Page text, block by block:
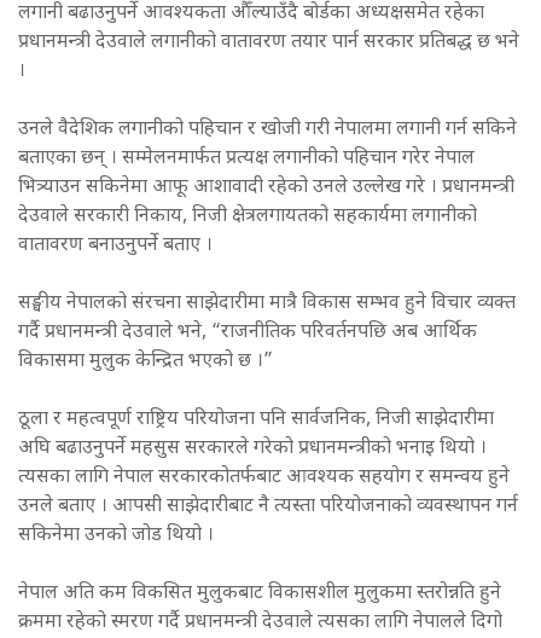
लगानी बढाउनुपर्ने आवश्यकता औँल्याउँदै बोर्डका अध्यक्षसमेत रहेका
प्रधानमन्त्री देउवाले लगानीको वातावरण तयार पार्न सरकार प्रतिबद्ध छ भने
।
उनले वैदेशिक लगानीको पहिचान र खोजी गरी नेपालमा लगानी गर्न सकिने
बताएका छन् । सम्मेलनमार्फत प्रत्यक्ष लगानीको पहिचान गरेर नेपाल
भित्र्याउन सकिनेमा आफू आशावादी रहेको उनले उल्लेख गरे । प्रधानमन्त्री
देउवाले सरकारी निकाय, निजी क्षेत्रलगायतको सहकार्यमा लगानीको
वातावरण बनाउनुपर्ने बताए ।
सङ्घीय नेपालको संरचना साझेदारीमा मात्रै विकास सम्भव हुने विचार व्यक्त
गर्दै प्रधानमन्त्री देउवाले भने, “राजनीतिक परिवर्तनपछि अब आर्थिक
विकासमा मुलुक केन्द्रित भएको छ ।”
ठूला र महत्वपूर्ण राष्ट्रिय परियोजना पनि सार्वजनिक, निजी साझेदारीमा
अघि बढाउनुपर्ने महसुस सरकारले गरेको प्रधानमन्त्रीको भनाइ थियो ।
त्यसका लागि नेपाल सरकारकोतर्फबाट आवश्यक सहयोग र समन्वय हुने
उनले बताए । आपसी साझेदारीबाट नै त्यस्ता परियोजनाको व्यवस्थापन गर्न
सकिनेमा उनको जोड थियो ।
नेपाल अति कम विकसित मुलुकबाट विकासशील मुलुकमा स्तरोन्नति हुने
क्रममा रहेको स्मरण गर्दै प्रधानमन्त्री देउवाले त्यसका लागि नेपालले दिगो